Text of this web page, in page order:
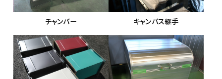
チャンバー キャンバス継手